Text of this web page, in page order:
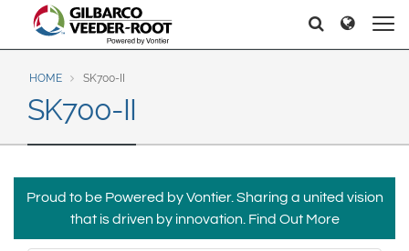
North America
United States
Canada
Latin America
Brazil
Português
Europe & CIS
English
Dansk
Srpski
Suomi
Svenska
Hello Hello
HOME SK700-II
SK700-II
Proud to be Powered by Vontier. Sharing a united vision
that is driven by innovation. Find Out More